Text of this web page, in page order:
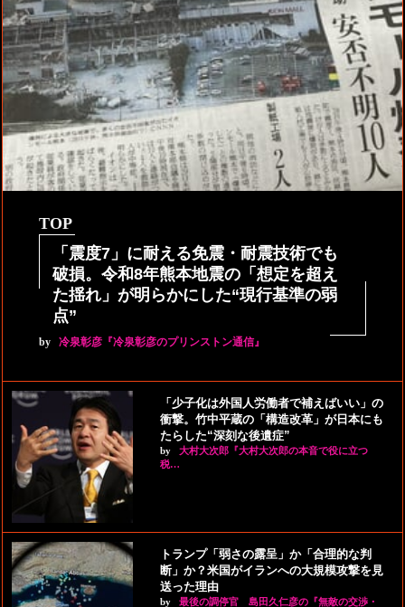
TOP
「震度7」に耐える免震・耐震技術でも
破損。令和8年熊本地震の「想定を超え
た揺れ」が明らかにした“現行基準の弱
点”
by 冷泉彰彦『冷泉彰彦のプリンストン通信』
「少子化は外国人労働者で補えばいい」の
衝撃。竹中平蔵の「構造改革」が日本にも
たらした“深刻な後遺症”
by
大村大次郎『大村大次郎の本音で役に立つ
税…
トランプ「弱さの露呈」か「合理的な判
断」か？米国がイランへの大規模攻撃を見
送った理由
by
最後の調停官 島田久仁彦の『無敵の交渉・